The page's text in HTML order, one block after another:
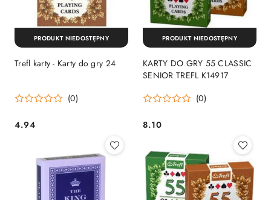
Trefl karty - Karty do gry 24
(0)
Cena:
4.94
PRODUKT NIEDOSTĘPNY
KARTY DO GRY 55 CLASSIC
SENIOR TREFL K14917
(0)
Cena:
8.10
PRODUKT NIEDOSTĘPNY